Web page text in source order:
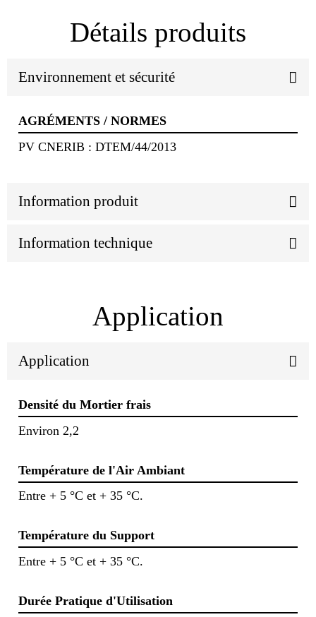
Détails produits
Environnement et sécurité
AGRÉMENTS / NORMES
PV CNERIB : DTEM/44/2013
Information produit
Information technique
Application
Application
Densité du Mortier frais
Environ 2,2
Température de l'Air Ambiant
Entre + 5 °C et + 35 °C.
Température du Support
Entre + 5 °C et + 35 °C.
Durée Pratique d'Utilisation